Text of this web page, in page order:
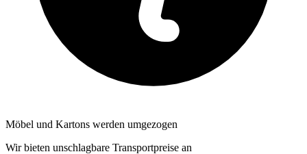
Möbel und Kartons werden umgezogen
Wir bieten unschlagbare Transportpreise an